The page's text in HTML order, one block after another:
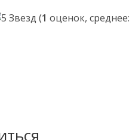
(1 оценок, среднее: